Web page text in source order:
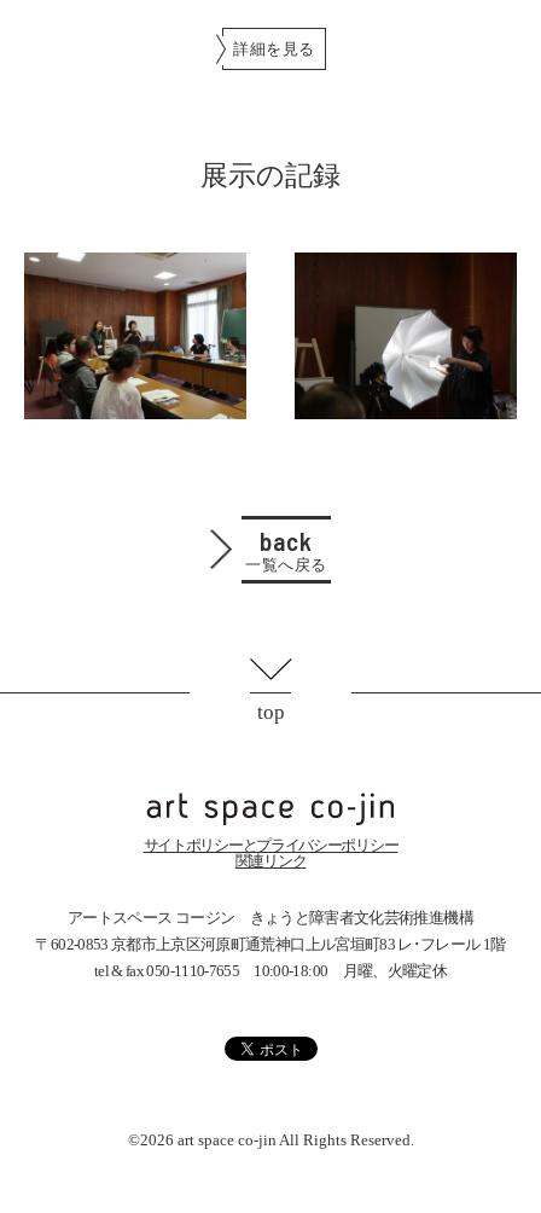
詳細を見る
展示の記録
back
一覧へ戻る
top
サイトポリシーとプライバシーポリシー
関連リンク
アートスペース コージン きょうと障害者文化芸術推進機構
〒602-0853 京都市上京区河原町通荒神口上ル宮垣町83 レ･フレール 1階
tel & fax 050-1110-7655 10:00-18:00 月曜、火曜定休
©2026 art space co-jin All Rights Reserved.